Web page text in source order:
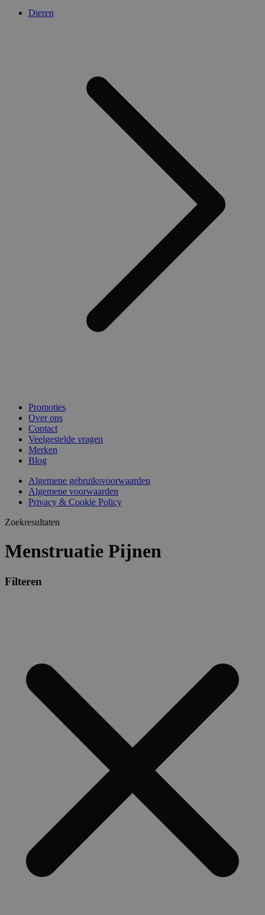
Dieren
Promoties
Over ons
Contact
Veelgestelde vragen
Merken
Blog
Algemene gebruiksvoorwaarden
Algemene voorwaarden
Privacy & Cookie Policy
Zoekresultaten
Menstruatie Pijnen
Filteren